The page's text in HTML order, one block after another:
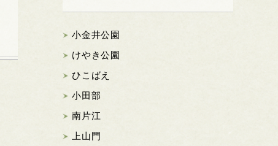
小金井公園
けやき公園
ひこばえ
小田部
南片江
上山門